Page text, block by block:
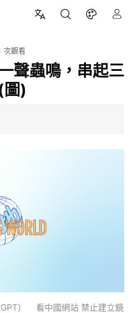
次觀看
聲蟲鳴，串起三
圖)
） 看中國網站 禁止建立鏡